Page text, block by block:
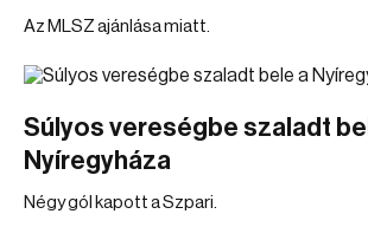
Az MLSZ ajánlása miatt.
Súlyos vereségbe szaladt
Nyíregyháza
Négy gól kapott a Szpari.